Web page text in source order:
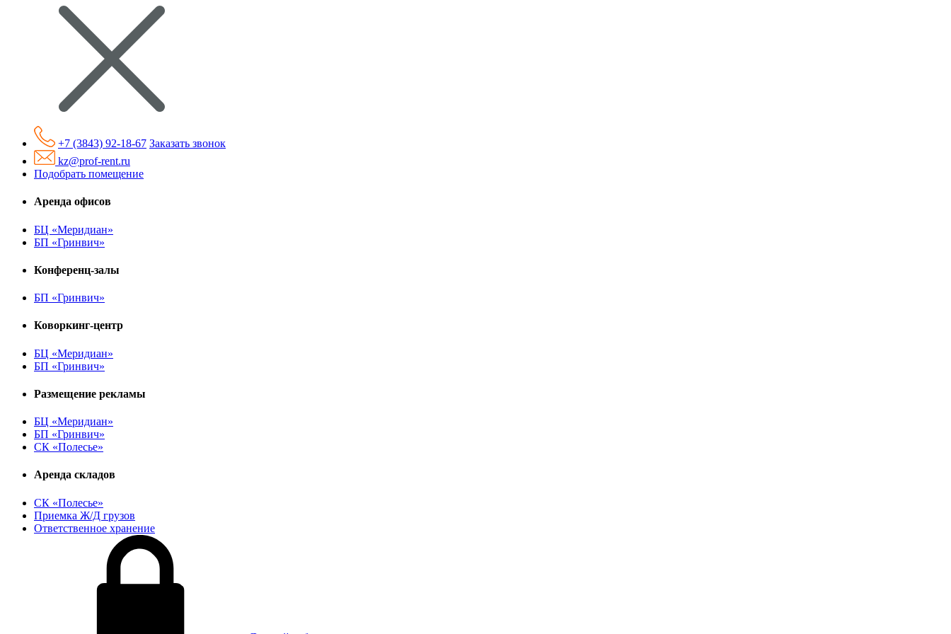
+7 (3843) 92-18-67 Заказать звонок
kz@prof-rent.ru
Подобрать помещение
Аренда офисов
БЦ «Меридиан»
БП «Гринвич»
Конференц-залы
БП «Гринвич»
Коворкинг-центр
БЦ «Меридиан»
БП «Гринвич»
Размещение рекламы
БЦ «Меридиан»
БП «Гринвич»
СК «Полесье»
Аренда складов
СК «Полесье»
Приемка Ж/Д грузов
Ответственное хранение